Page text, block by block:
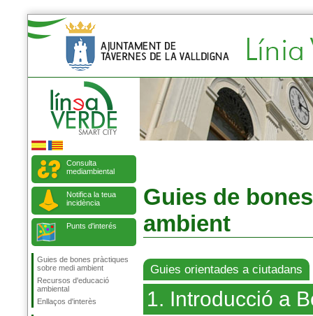
Consulta
mediambiental
Notifica la teua
incidència
Punts d'interés
Guies de bones pràctiques
sobre medi ambient
Recursos d'educació
ambiental
Enllaços d'interès
Guies de
ambient
Guies orientades a ciutadans
1. Introducció a